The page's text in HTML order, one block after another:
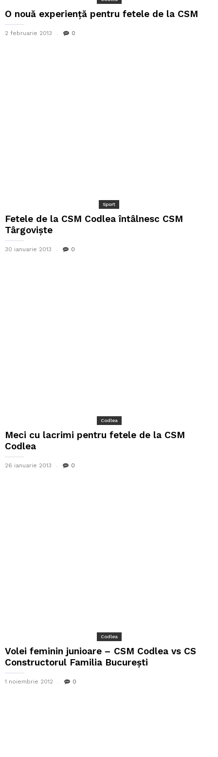
O nouă experiență pentru fetele de la CSM
2 februarie 2013 0
Sport
Fetele de la CSM Codlea întâlnesc CSM
Târgoviște
30 ianuarie 2013 0
Codlea
Meci cu lacrimi pentru fetele de la CSM
Codlea
26 ianuarie 2013 0
Codlea
Volei feminin junioare – CSM Codlea vs CS
Constructorul Familia București
1 noiembrie 2012 0